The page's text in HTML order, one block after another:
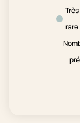
Très
rare